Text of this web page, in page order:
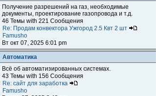
Получение разрешений на газ, необходимые
документы, проектирование газопровода и т.д.
46 Темы with 221 Сообщения
Re: Продам конвектора Ужгород 2.5 Квт 2 шт
Famusho
Вт окт 07, 2025 6:01 pm
Автоматика
Всё об автоматизированных системах.
43 Темы with 156 Сообщения
Re: сайт для заработка
Famusho